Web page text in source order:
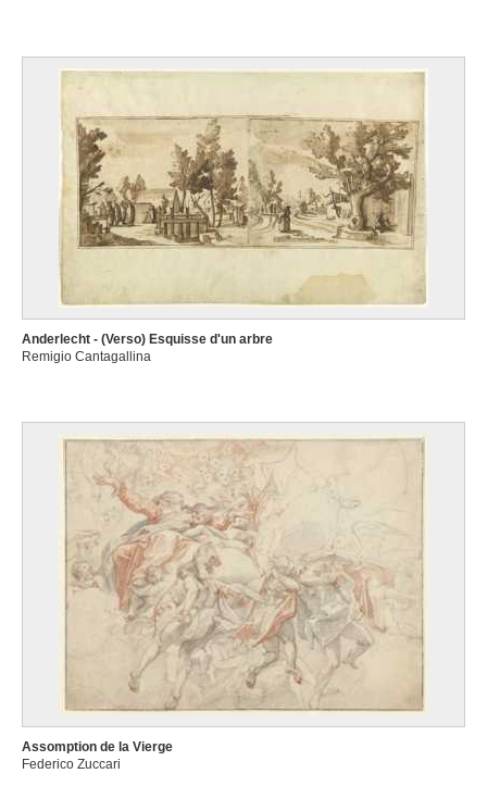
Anderlecht - (Verso) Esquisse d'un arbre
Remigio Cantagallina
Assomption de la Vierge
Federico Zuccari